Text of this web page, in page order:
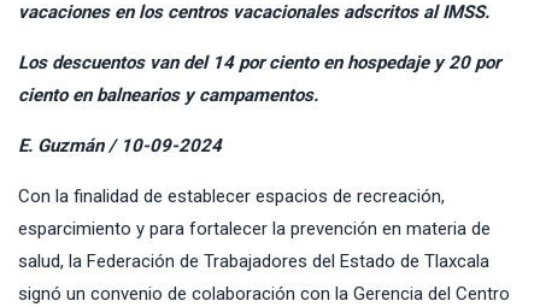
vacaciones en los centros vacacionales adscritos al IMSS.
Los descuentos van del 14 por ciento en hospedaje y 20 por
ciento en balnearios y campamentos.
E. Guzmán / 10-09-2024
Con la finalidad de establecer espacios de recreación,
esparcimiento y para fortalecer la prevención en materia de
salud, la Federación de Trabajadores del Estado de Tlaxcala
signó un convenio de colaboración con la Gerencia del Centro